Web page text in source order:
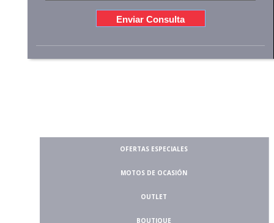
OFERTAS ESPECIALES
MOTOS DE OCASIÓN
OUTLET
BOUTIQUE